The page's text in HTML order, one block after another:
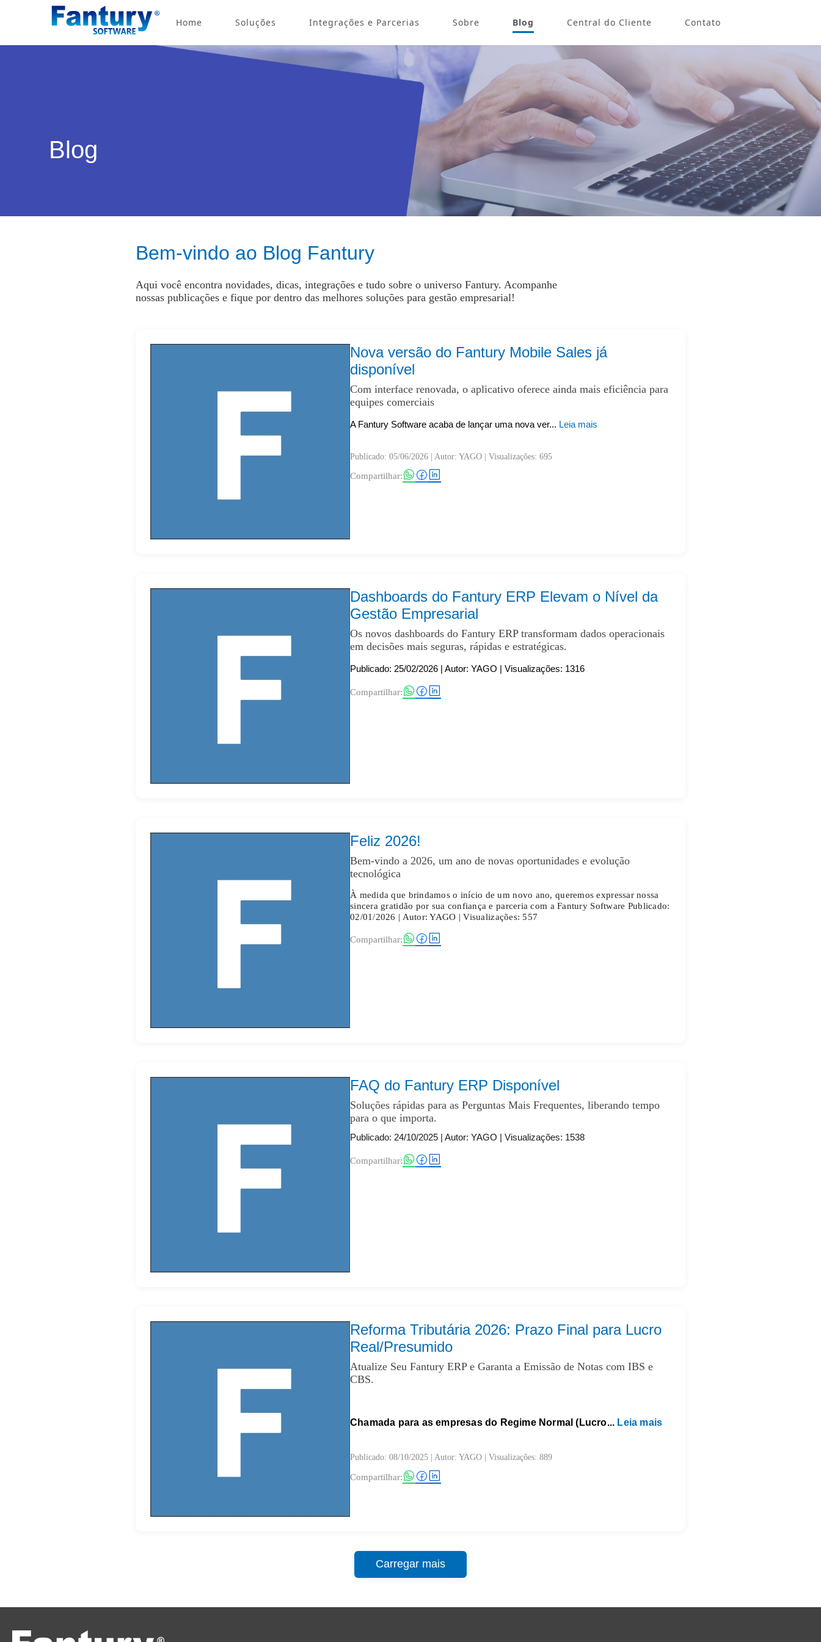
Home Soluções Integrações e Parcerias Sobre Blog Central do Cliente Contato
Blog
Bem-vindo ao Blog Fantury
Aqui você encontra novidades, dicas, integrações e tudo sobre o universo Fantury. Acompanhe
nossas publicações e fique por dentro das melhores soluções para gestão empresarial!
Nova versão do Fantury Mobile Sales já
disponível
Com interface renovada, o aplicativo oferece ainda mais eficiência para
equipes comerciais
A Fantury Software acaba de lançar uma nova ver... Leia mais
Publicado: 05/06/2026 | Autor: YAGO | Visualizações: 695
Compartilhar:
Dashboards do Fantury ERP Elevam o Nível da
Gestão Empresarial
Os novos dashboards do Fantury ERP transformam dados operacionais
em decisões mais seguras, rápidas e estratégicas.
Publicado: 25/02/2026 | Autor: YAGO | Visualizações: 1316
Compartilhar:
Feliz 2026!
Bem-vindo a 2026, um ano de novas oportunidades e evolução
tecnológica
À medida que brindamos o início de um novo ano, queremos expressar nossa
sincera gratidão por sua confiança e parceria com aFantury Software Publicado:
02/01/2026 | Autor: YAGO | Visualizações: 557
Compartilhar:
FAQ do Fantury ERP Disponível
Soluções rápidas para as Perguntas Mais Frequentes, liberando tempo
para o que importa.
Publicado: 24/10/2025 | Autor: YAGO | Visualizações: 1538
Compartilhar:
Reforma Tributária 2026: Prazo Final para Lucro
Real/Presumido
Atualize Seu Fantury ERP e Garanta a Emissão de Notas com IBS e
CBS.
Chamada para as empresas do Regime Normal (Lucro... Leia mais
Publicado: 08/10/2025 | Autor: YAGO | Visualizações: 889
Compartilhar:
Carregar mais